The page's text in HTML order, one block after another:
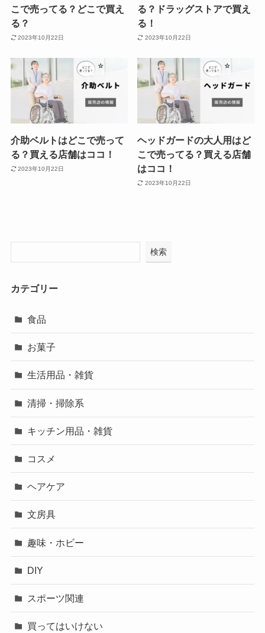
こで売ってる？どこで買え
る？
2023年10月22日
る？ドラッグストアで買え
る！
2023年10月22日
介助ベルトはどこで売って
る？買える店舗はココ！
2023年10月22日
ヘッドガードの大人用はど
こで売ってる？買える店舗
はココ！
2023年10月22日
検索
カテゴリー
食品
お菓子
生活用品・雑貨
清掃・掃除系
キッチン用品・雑貨
コスメ
ヘアケア
文房具
趣味・ホビー
DIY
スポーツ関連
買ってはいけない